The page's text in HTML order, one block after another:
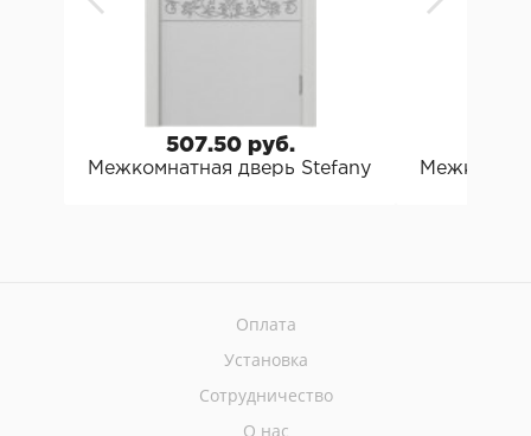
507.50 руб.
Межкомнатная дверь Stefany 1141 Стефани
Оплата
Установка
Сотрудничество
О нас